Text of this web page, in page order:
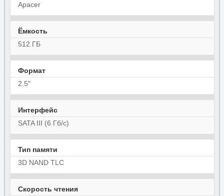
Apacer
Ёмкость
512 ГБ
Формат
2.5"
Интерфейс
SATA III (6 Гб/с)
Тип памяти
3D NAND TLC
Скорость чтения